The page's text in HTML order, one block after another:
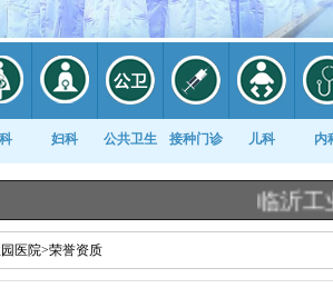
妇科 公共卫生 接种门诊 儿科 内
临沂工业
医院>荣誉资质